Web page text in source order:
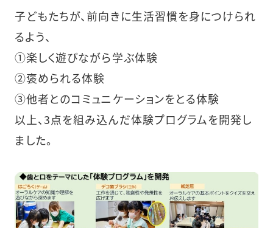
子どもたちが、前向きに生活習慣を身につけられ
るよう、
①楽しく遊びながら学ぶ体験
②褒められる体験
③他者とのコミュニケーションをとる体験
以上、3点を組み込んだ体験プログラムを開発し
ました。